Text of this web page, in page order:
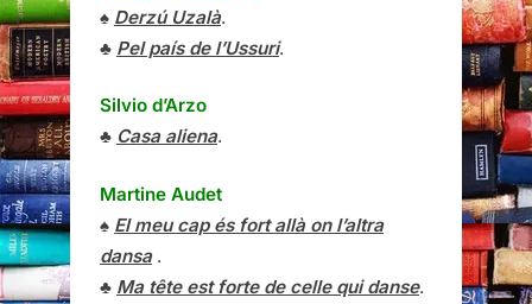
♠ Derzú Uzalà.
♣ Pel país de l’Ussuri.
Silvio d’Arzo
♣ Casa aliena.
Martine Audet
♠ El meu cap és fort allà on l’altra
dansa.
♣ Ma tête est forte de celle qui danse.